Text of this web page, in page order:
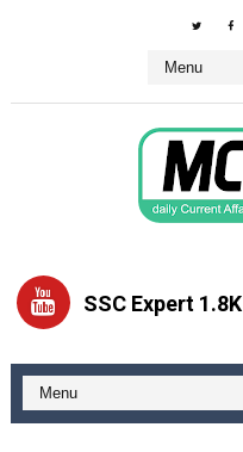
SSC Expert 1.8K